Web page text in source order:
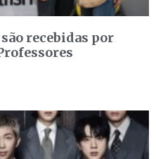
recebidas por